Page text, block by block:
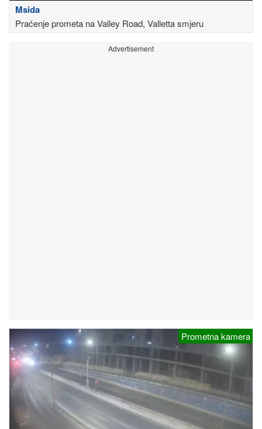
Msida
Praćenje prometa na Valley Road, Valletta smjeru
Advertisement
Prometna kamera